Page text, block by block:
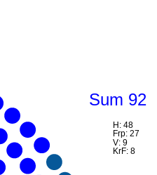
Sum 92
H: 48
Frp: 27
V: 9
KrF: 8